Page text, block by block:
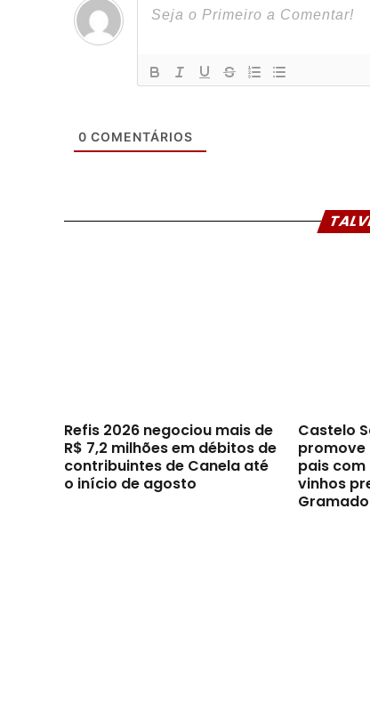
0 COMENTÁRIOS
Refis 2026 negociou mais de
R$ 7,2 milhões em débitos de
contribuintes de Canela até
o início de agosto
Castelo
promove
pais
vinhos
Gramado